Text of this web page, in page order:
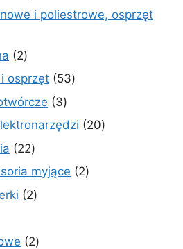
produkty
i poliestrowe, osprzęt
22
produkty
osprzęt 5353
33
produkty
2020
2222
produkty
myjące 22
22
22